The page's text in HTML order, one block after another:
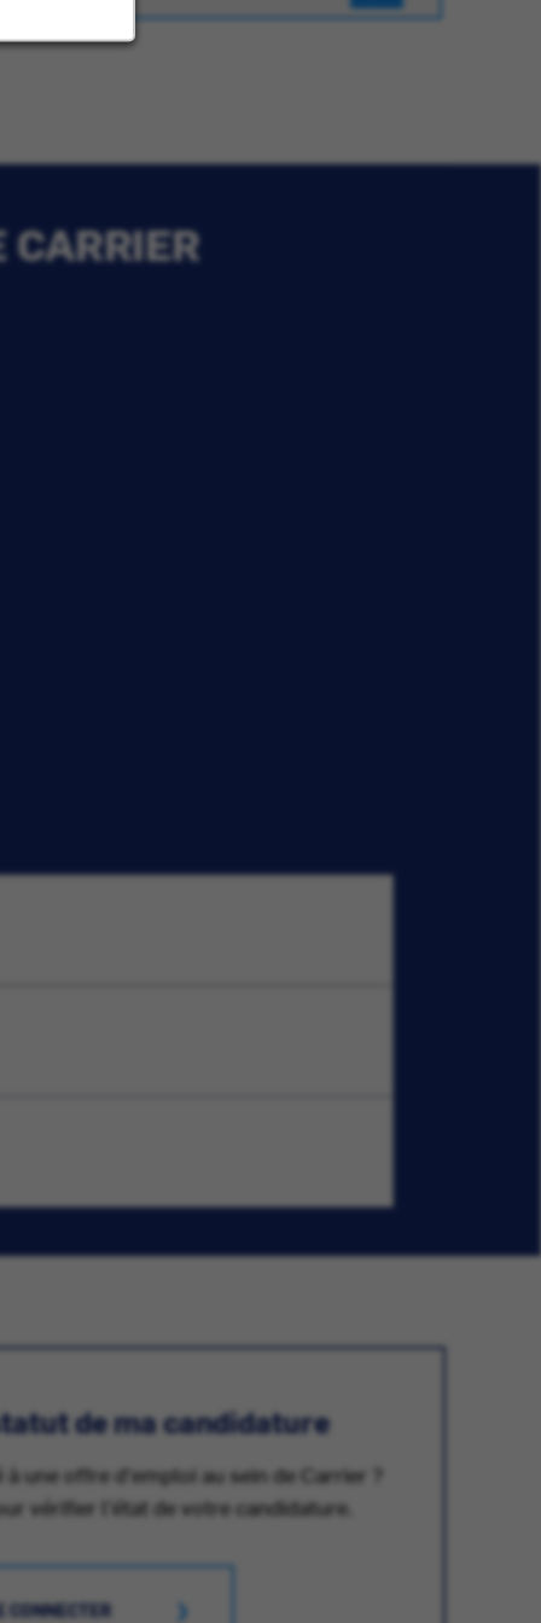
CARRIER
de ma candidature
à une offre d'emploi au sein de Carrier ?
vérifier l'état de votre candidature.
CONNECTER